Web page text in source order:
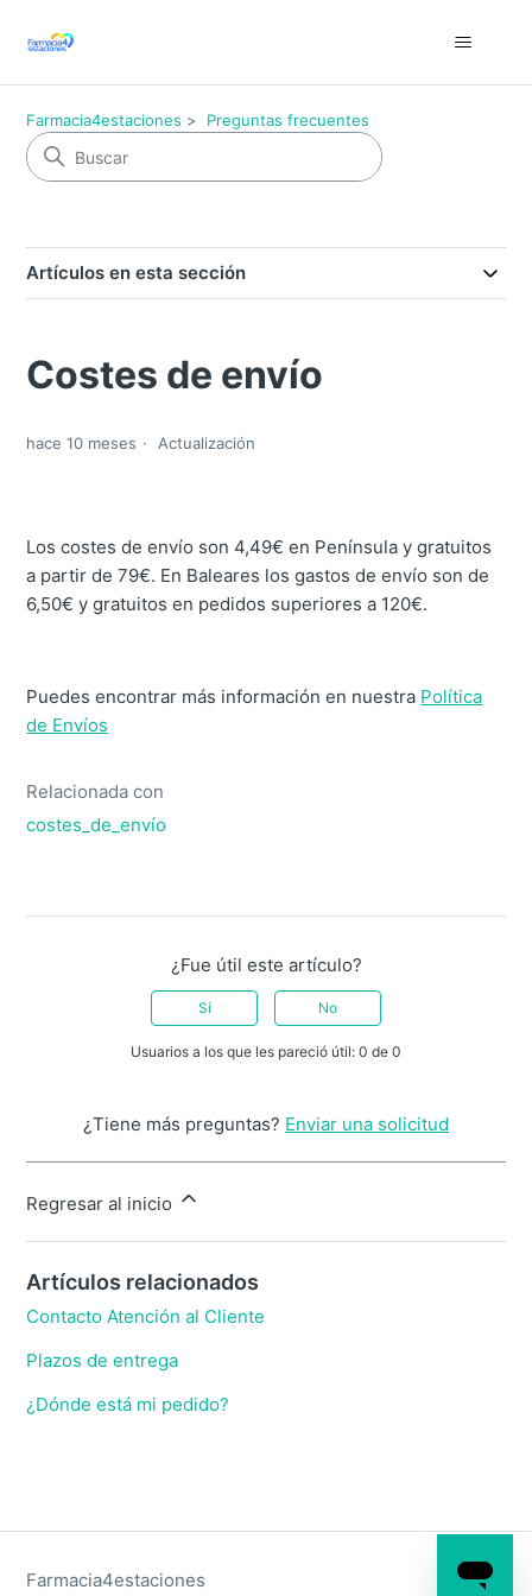
Farmacia4estaciones Preguntas frecuentes
Artículos en esta sección
Costes de envío
hace 10 meses Actualización
Los costes de envío son 4,49€ en Península y gratuitos
a partir de 79€. En Baleares los gastos de envío son de
6,50€ y gratuitos en pedidos superiores a 120€.
Puedes encontrar más información en nuestra Política
de Envíos
Relacionada con
costes_de_envío
¿Fue útil este artículo?
Sí No
Usuarios a los que les pareció útil: 0 de 0
¿Tiene más preguntas? Enviar una solicitud
Regresar al inicio
Artículos relacionados
Contacto Atención al Cliente
Plazos de entrega
¿Dónde está mi pedido?
Farmacia4estaciones